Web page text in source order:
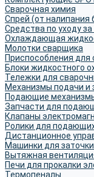
Сварочная химия
Спрей (от налипания
Средства по уходу
Охлаждающая
Молотки сварщика
Приспособления для
Блоки жидкостного
Тележки для
Механизмы подачи и
Подающие
Запчасти для
Клапаны
Ролики для
Дистанционное
Машинки для
Вытяжная
Печи для прокалки
Термопеналы